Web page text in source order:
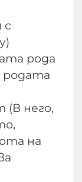
с
рода
родата
(В него,
на